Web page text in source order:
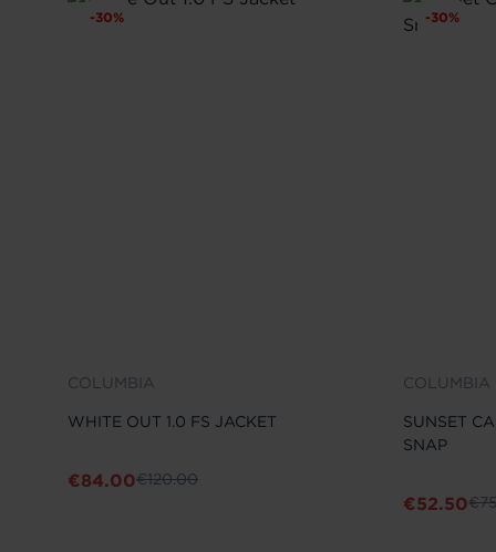
COLUMBIA
WHITE OUT 1.0 FS JACKET
€84.00€120.00
-30%
COLUMBIA
SUNSET
SNAP
€52.50€
-30%